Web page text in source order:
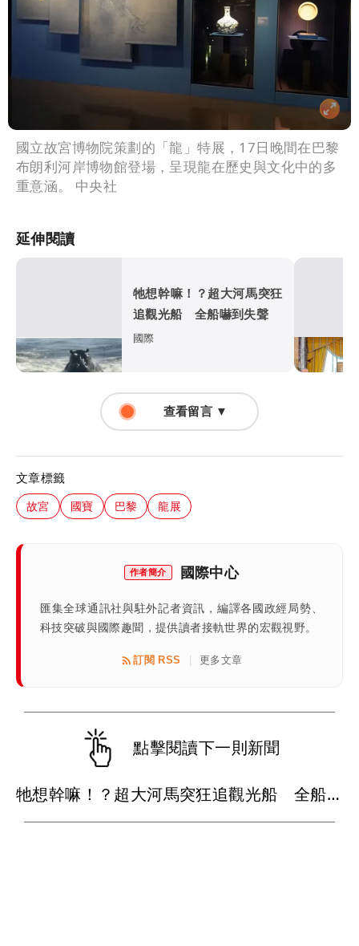
國立故宮博物院策劃的「龍」特展，17日晚間在巴黎
布朗利河岸博物館登場，呈現龍在歷史與文化中的多
重意涵。 中央社
延伸閱讀
牠想幹嘛！？超大河馬突狂
追觀光船 全船嚇到失聲
國際
查看留言 ▼
文章標籤
故宮 國寶 巴黎 龍展
作者簡介 國際中心
匯集全球通訊社與駐外記者資訊，編譯各國政經局勢、
科技突破與國際趣聞，提供讀者接軌世界的宏觀視野。
訂閱 RSS 更多文章
點擊閱讀下一則新聞
牠想幹嘛！？超大河馬突狂追觀光船 全船嚇到失聲